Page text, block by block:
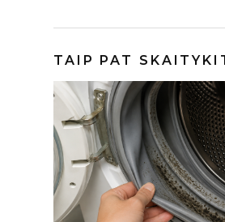
TAIP PAT